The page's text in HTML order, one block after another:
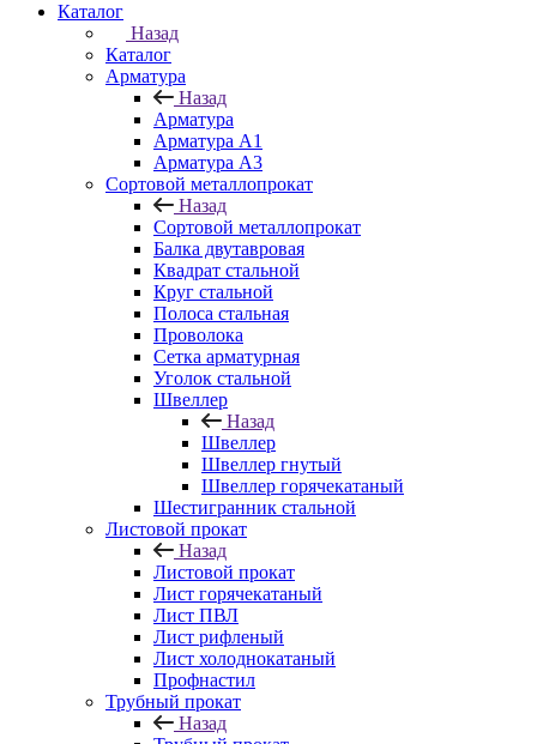
Каталог
Назад
Каталог
Арматура
Назад
Арматура
Арматура A1
Арматура А3
Сортовой металлопрокат
Назад
Сортовой металлопрокат
Балка двутавровая
Квадрат стальной
Круг стальной
Полоса стальная
Проволока
Сетка арматурная
Уголок стальной
Швеллер
Назад
Швеллер
Швеллер гнутый
Швеллер горячекатаный
Шестигранник стальной
Листовой прокат
Назад
Листовой прокат
Лист горячекатаный
Лист ПВЛ
Лист рифленый
Лист холоднокатаный
Профнастил
Трубный прокат
Назад